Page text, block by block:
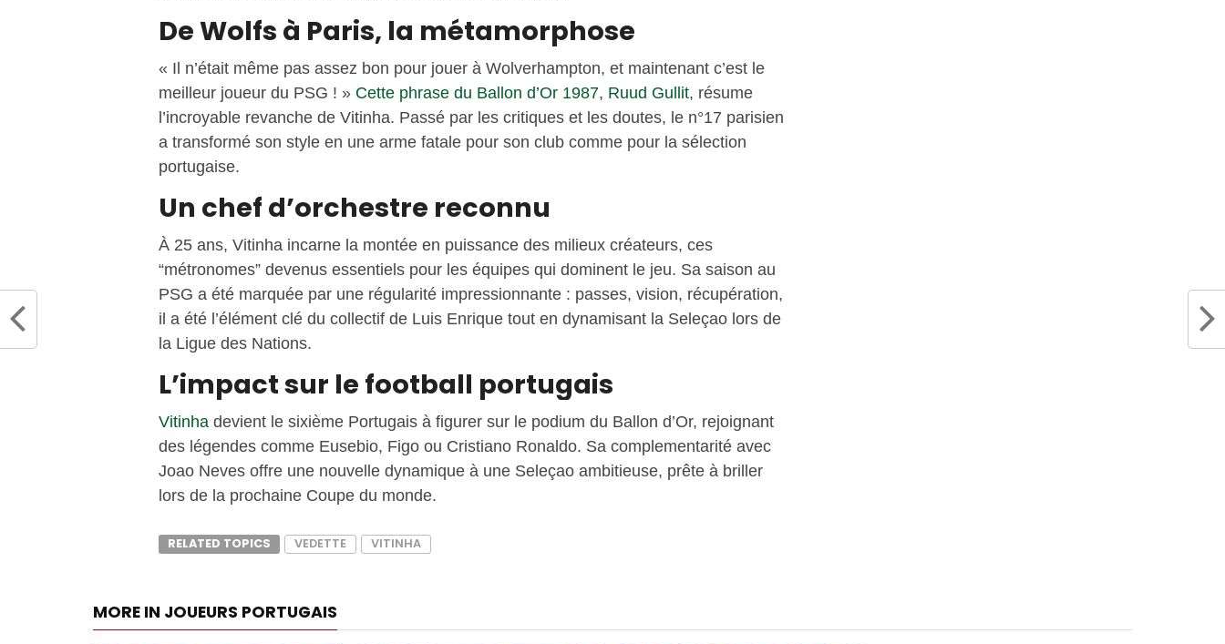
De Wolfs à Paris, la métamorphose
« Il n’était même pas assez bon pour jouer à Wolverhampton, et maintenant c’est le
meilleur joueur du PSG ! » Cette phrase du Ballon d’Or 1987, Ruud Gullit, résume
l’incroyable revanche de Vitinha. Passé par les critiques et les doutes, le n°17 parisien
a transformé son style en une arme fatale pour son club comme pour la sélection
portugaise.
Un chef d’orchestre reconnu
À 25 ans, Vitinha incarne la montée en puissance des milieux créateurs, ces
“métronomes” devenus essentiels pour les équipes qui dominent le jeu. Sa saison au
PSG a été marquée par une régularité impressionnante : passes, vision, récupération,
il a été l’élément clé du collectif de Luis Enrique tout en dynamisant la Seleçao lors de
la Ligue des Nations.
L’impact sur le football portugais
Vitinha devient le sixième Portugais à figurer sur le podium du Ballon d’Or, rejoignant
des légendes comme Eusebio, Figo ou Cristiano Ronaldo. Sa complementarité avec
Joao Neves offre une nouvelle dynamique à une Seleçao ambitieuse, prête à briller
lors de la prochaine Coupe du monde.
RELATED TOPICS VEDETTE VITINHA
MORE IN JOUEURS PORTUGAIS